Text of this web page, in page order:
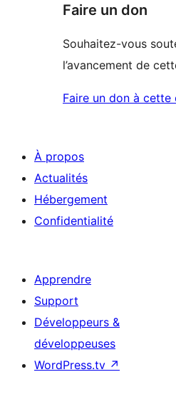
Faire un don
Souhaitez-vous
l’avancement de
Faire un don à cette
À propos
Actualités
Hébergement
Confidentialité
Apprendre
Support
Développeurs &
développeuses
WordPress.tv ↗